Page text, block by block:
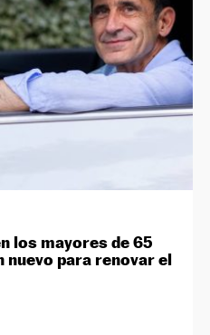
los mayores de 65
nuevo para renovar el